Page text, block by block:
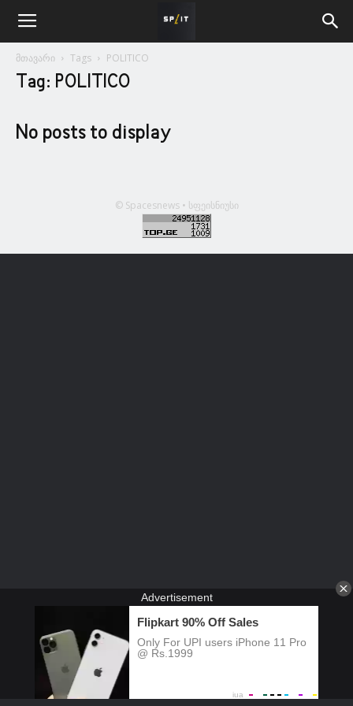
მთავარი Tags POLITICO
Tag: POLITICO
No posts to display
© Spacesnews • სფეისნიუსი